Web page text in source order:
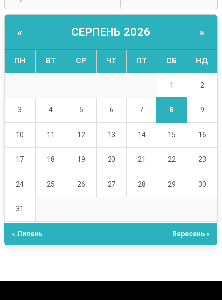
« СЕРПЕНЬ 2026 »
ПН ВТ СР ЧТ ПТ СБ НД
1 2
3 4 5 6 7 8 9
10 11 12 13 14 15 16
17 18 19 20 21 22 23
24 25 26 27 28 29 30
31
« Липень Вересень »